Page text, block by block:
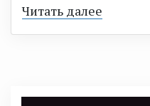
Читать далее